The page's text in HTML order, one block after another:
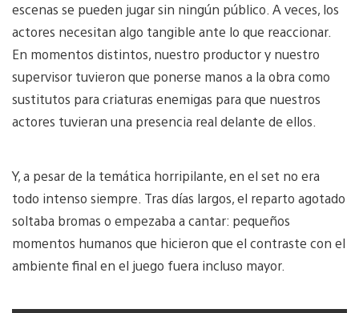
escenas se pueden jugar sin ningún público. A veces, los
actores necesitan algo tangible ante lo que reaccionar.
En momentos distintos, nuestro productor y nuestro
supervisor tuvieron que ponerse manos a la obra como
sustitutos para criaturas enemigas para que nuestros
actores tuvieran una presencia real delante de ellos.
Y, a pesar de la temática horripilante, en el set no era
todo intenso siempre. Tras días largos, el reparto agotado
soltaba bromas o empezaba a cantar: pequeños
momentos humanos que hicieron que el contraste con el
ambiente final en el juego fuera incluso mayor.